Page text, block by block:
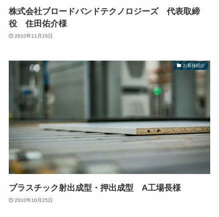
株式会社ブロードバンドテクノロジーズ 代表取締
役 住田佑介様
2010年11月15日
お客様紹介
プラスチック射出成型・押出成型 A工場長様
2010年10月25日